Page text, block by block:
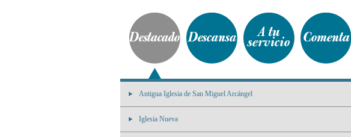
Antigua Iglesia de San Miguel Arcángel
Iglesia Nueva